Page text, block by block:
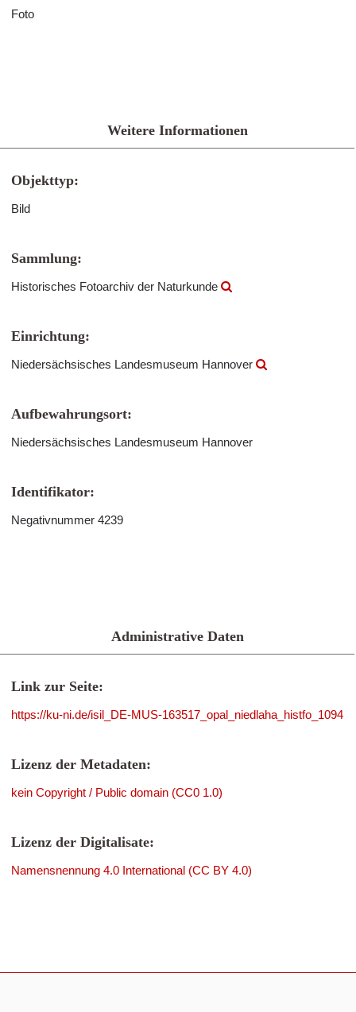
Foto
Weitere Informationen
Objekttyp:
Bild
Sammlung:
Historisches Fotoarchiv der Naturkunde
Einrichtung:
Niedersächsisches Landesmuseum Hannover
Aufbewahrungsort:
Niedersächsisches Landesmuseum Hannover
Identifikator:
Negativnummer 4239
Administrative Daten
Link zur Seite:
https://ku-ni.de/isil_DE-MUS-163517_opal_niedlaha_histfo_1094
Lizenz der Metadaten:
kein Copyright / Public domain (CC0 1.0)
Lizenz der Digitalisate:
Namensnennung 4.0 International (CC BY 4.0)